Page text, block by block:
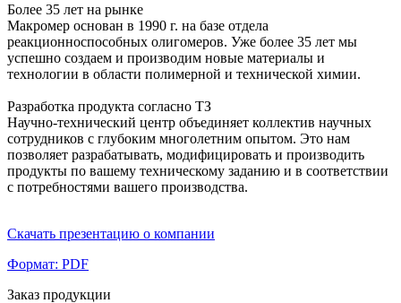
Более 35 лет на рынке
Макромер основан в 1990 г. на базе отдела
реакционноспособных олигомеров. Уже более 35 лет мы
успешно создаем и производим новые материалы и
технологии в области полимерной и технической химии.
Разработка продукта согласно ТЗ
Научно-технический центр объединяет коллектив научных
сотрудников с глубоким многолетним опытом. Это нам
позволяет разрабатывать, модифицировать и производить
продукты по вашему техническому заданию и в соответствии
с потребностями вашего производства.
Скачать презентацию о компании
Формат: PDF
Заказ продукции